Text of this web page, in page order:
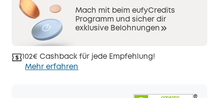
Mach mit beim eufyCredits
Programm und sicher dir
exklusive Belohnungen
102€ Cashback für jede Empfehlung!
Mehr erfahren